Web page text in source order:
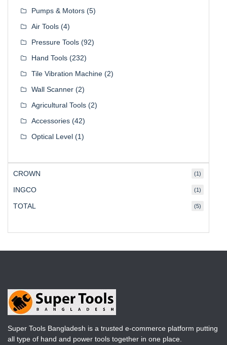
Pumps & Motors (5)
Air Tools (4)
Pressure Tools (92)
Hand Tools (232)
Tile Vibration Machine (2)
Wall Scanner (2)
Agricultural Tools (2)
Accessories (42)
Optical Level (1)
CROWN (1)
INGCO (1)
TOTAL (5)
Super Tools Bangladesh is a trusted e-commerce platform putting
all type of hand and power tools together in one place.